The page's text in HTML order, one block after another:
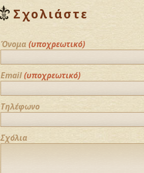
Σχολιάστε
Όνομα (υποχρεωτικό)
Email(υποχρεωτικό)
Τηλέφωνο
Σχόλια